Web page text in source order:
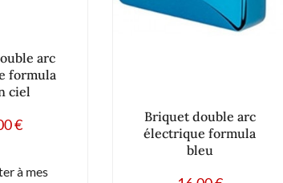
arc
formula
ciel
€
à mes
Briquet double arc
électrique formula
bleu